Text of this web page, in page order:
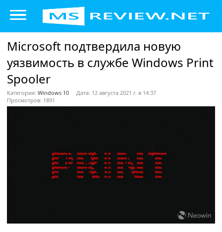
Microsoft подтвердила новую
уязвимость в службе Windows Print
Spooler
Категория: Windows 10
Дата: 12 августа 2021 г. в 14:37
Просмотров: 1891